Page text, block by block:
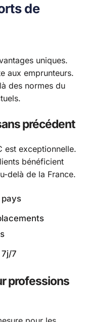
de
uniques.
aux emprunteurs.
des normes du
précédent
est exceptionnelle.
bénéficient
delà de la France.
pays
7
professions